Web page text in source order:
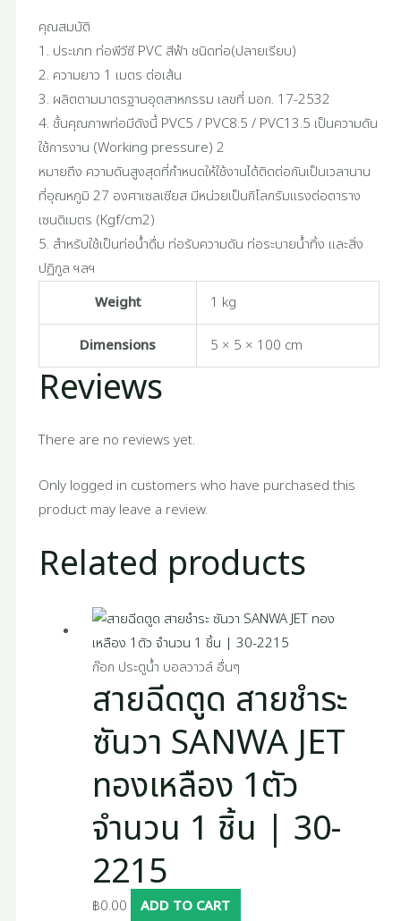
คุณสมบัติ
1. ประเภท ท่อพีวีซี PVC สีฟ้า ชนิดท่อ(ปลายเรียบ)
2. ความยาว 1 เมตร ต่อเส้น
3. ผลิตตามมาตรฐานอุตสาหกรรม เลขที่ มอก. 17-2532
4. ชั้นคุณภาพท่อมีดังนี้ PVC5 / PVC8.5 / PVC13.5 เป็นความดัน
ใช้การงาน (Working pressure) 2
หมายถึง ความดันสูงสุดที่กำหนดให้ใช้งานได้ติดต่อกันเป็นเวลานาน
ที่อุณหภูมิ 27 องศาเซลเซียส มีหน่วยเป็นกิโลกรัมแรงต่อตาราง
เซนติเมตร (Kgf/cm2)
5. สำหรับใช้เป็นท่อน้ำดื่ม ท่อรับความดัน ท่อระบายน้ำทิ้ง และสิ่ง
ปฏิกูล ฯลฯ
Weight
1 kg
Dimensions 5 × 5 × 100 cm
Reviews
There are no reviews yet.
Only logged in customers who have purchased this
product may leave a review.
Related products
ก๊อก ประตูน้ำ บอลวาวล์ อื่นๆ
สายฉีดตูด สายชำระ
ซันวา SANWA JET
ทองเหลือง 1ตัว
จำนวน 1 ชิ้น | 30-
2215
฿0.00 ADD TO CART